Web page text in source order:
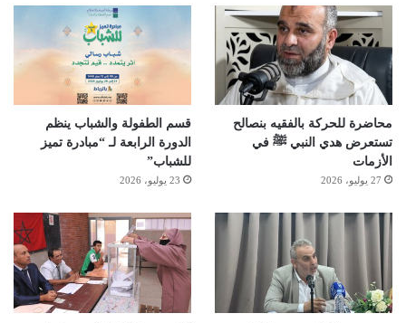
محاضرة للحركة بالفقيه بنصالح
تستعرض هدي النبي ﷺ في
الأزمات
27 يوليو، 2026
قسم الطفولة والشباب ينظم
الدورة الرابعة لـ “مبادرة تميز
للشباب”
23 يوليو، 2026